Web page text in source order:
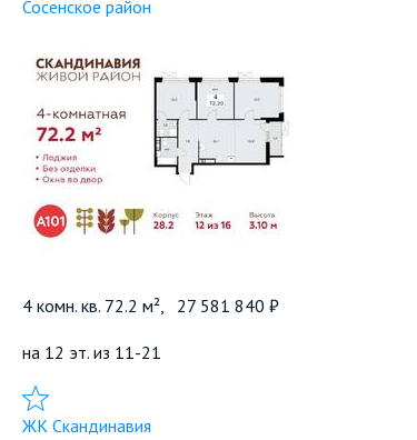
Сосенское район
4 комн. кв. 72.2 м², 27 581 840 ₽
на 12 эт. из 11-21
Добавить в избранное
ЖК Скандинавия